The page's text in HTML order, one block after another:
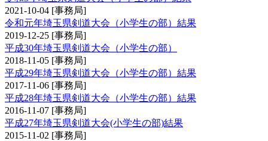
2021-10-04 [事務局]
令和元年埼玉県剣道大会（小学生の部）結果
2019-12-25 [事務局]
平成30年埼玉県剣道大会（小学生の部）
2018-11-05 [事務局]
平成29年埼玉県剣道大会（小学生の部）結果
2017-11-06 [事務局]
平成28年埼玉県剣道大会（小学生の部）結果
2016-11-07 [事務局]
平成27年埼玉県剣道大会(小学生の部)結果
2015-11-02 [事務局]